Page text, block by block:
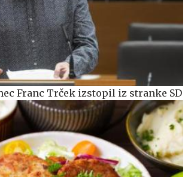
Franc Trček izstopil iz stranke SD